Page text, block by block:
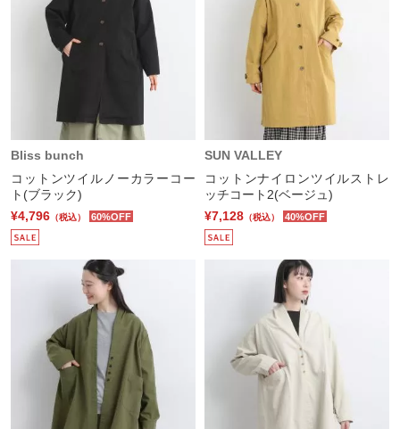
Bliss bunch
コットンツイルノーカラーコー
ト(ブラック)
¥4,796 （税込） 60%OFF
SUN VALLEY
コットンナイロンツイルストレ
ッチコート2(ベージュ)
¥7,128 （税込） 40%OFF